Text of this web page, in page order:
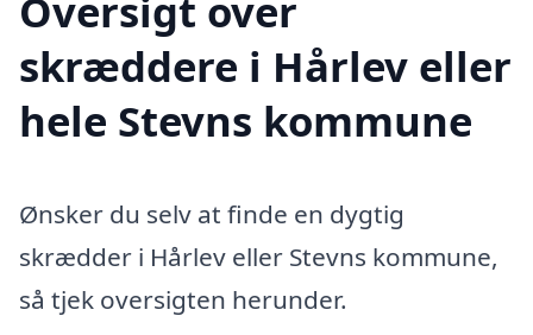
skræddere i Hårlev eller
hele Stevns kommune
Ønsker du selv at finde en dygtig
skrædder i Hårlev eller Stevns kommune,
så tjek oversigten herunder.